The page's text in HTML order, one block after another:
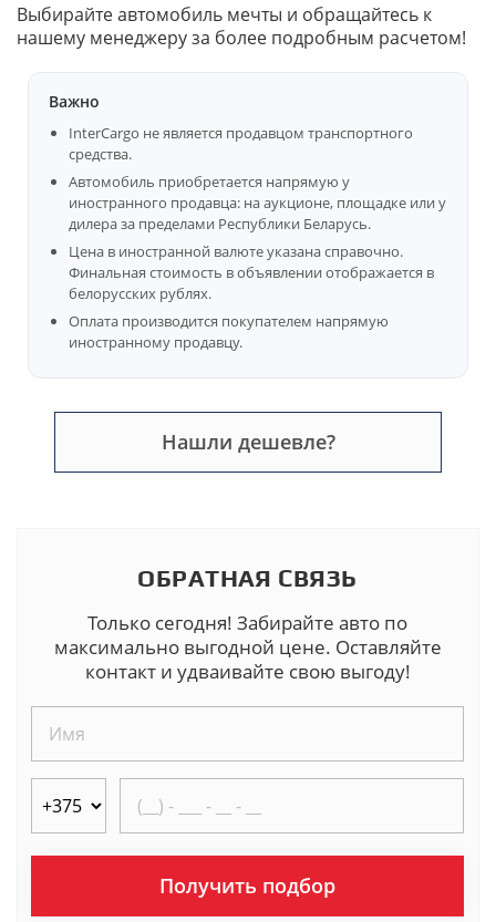
Выбирайте автомобиль мечты и обращайтесь к
нашему менеджеру за более подробным расчетом!
Важно
InterCargo не является продавцом транспортного
средства.
Автомобиль приобретается напрямую у
иностранного продавца: на аукционе, площадке или у
дилера за пределами Республики Беларусь.
Цена в иностранной валюте указана справочно.
Финальная стоимость в объявлении отображается в
белорусских рублях.
Оплата производится покупателем напрямую
иностранному продавцу.
Нашли дешевле?
ОБРАТНАЯ СВЯЗЬ
Только сегодня! Забирайте авто по
максимально выгодной цене. Оставляйте
контакт и удваивайте свою выгоду!
Получить подбор